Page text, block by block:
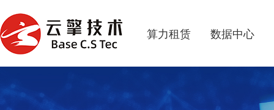
算力租赁 数据中心